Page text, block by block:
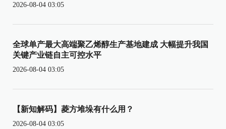
2026-08-04 03:05
全球单产最大高端聚乙烯醇生产基地建成 大幅提升我国
关键产业链自主可控水平
2026-08-04 03:05
【新知解码】菱方堆垛有什么用？
2026-08-04 03:05